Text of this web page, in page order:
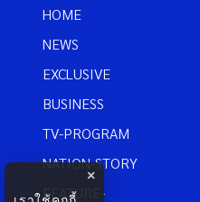
HOME
NEWS
EXCLUSIVE
BUSINESS
TV-PROGRAM
NATION-STORY
FEATURE-
×